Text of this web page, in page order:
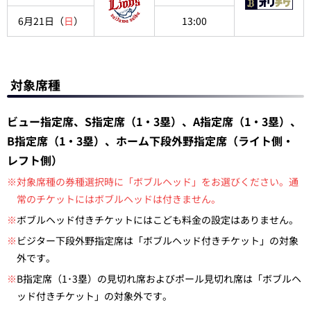
6月21日（日） 13:00
対象席種
ビュー指定席、S指定席（1・3塁）、A指定席（1・3塁）、
B指定席（1・3塁）、ホーム下段外野指定席（ライト側・
レフト側）
※対象席種の券種選択時に「ボブルヘッド」をお選びください。通
常のチケットにはボブルヘッドは付きません。
※ボブルヘッド付きチケットにはこども料金の設定はありません。
※ ビジター下段外野指定席は「ボブルヘッド付きチケット」の対象
外です。
※B指定席（1･3塁）の見切れ席およびポール見切れ席は「ボブルヘ
ッド付きチケット」の対象外です。